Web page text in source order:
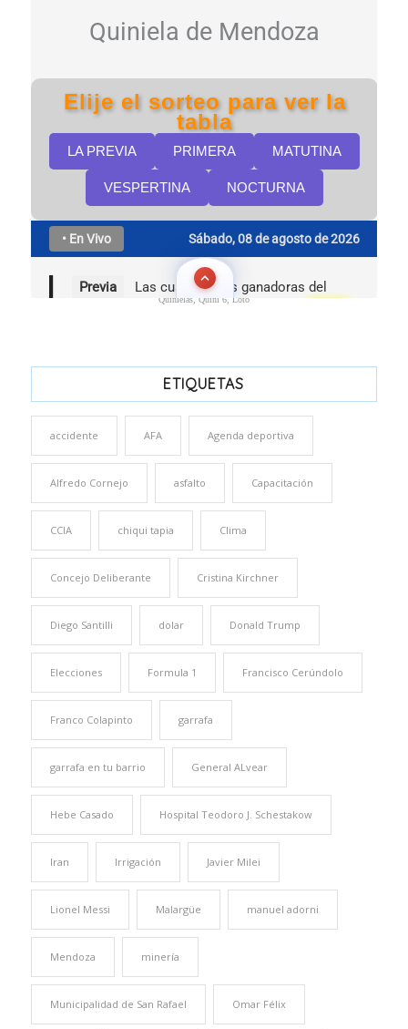
Quinielas, Quini 6, Loto
ETIQUETAS
accidente AFA Agenda deportiva
Alfredo Cornejo asfalto Capacitación
CCIA chiqui tapia Clima
Concejo Deliberante Cristina Kirchner
Diego Santilli dolar Donald Trump
Elecciones Formula 1 Francisco Cerúndolo
Franco Colapinto garrafa
garrafa en tu barrio General ALvear
Hebe Casado Hospital Teodoro J. Schestakow
Iran Irrigación Javier Milei
Lionel Messi Malargüe manuel adorni
Mendoza minería
Municipalidad de San Rafael Omar Félix